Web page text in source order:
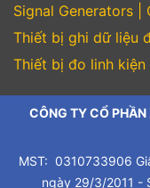
Signal Generators |
Thiết bị ghi dữ liệu
Thiết bị đo linh
CÔNG TY CỔ
MST: 0310733906
ngày 29/3/2011 -